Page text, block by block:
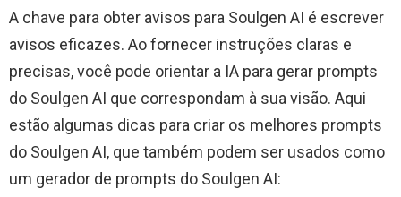
A chave para obter avisos para Soulgen AI é escrever
avisos eficazes. Ao fornecer instruções claras e
precisas, você pode orientar a IA para gerar prompts
do Soulgen AI que correspondam à sua visão. Aqui
estão algumas dicas para criar os melhores prompts
do Soulgen AI, que também podem ser usados ​​como
um gerador de prompts do Soulgen AI: